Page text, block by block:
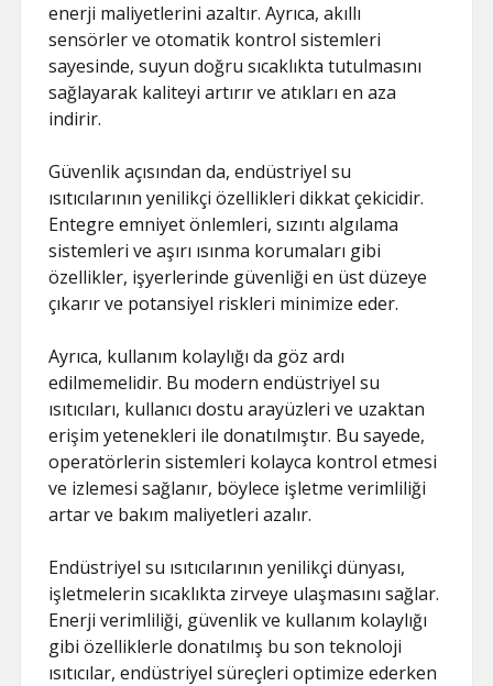
enerji maliyetlerini azaltır. Ayrıca, akıllı
sensörler ve otomatik kontrol sistemleri
sayesinde, suyun doğru sıcaklıkta tutulmasını
sağlayarak kaliteyi artırır ve atıkları en aza
indirir.
Güvenlik açısından da, endüstriyel su
ısıtıcılarının yenilikçi özellikleri dikkat çekicidir.
Entegre emniyet önlemleri, sızıntı algılama
sistemleri ve aşırı ısınma korumaları gibi
özellikler, işyerlerinde güvenliği en üst düzeye
çıkarır ve potansiyel riskleri minimize eder.
Ayrıca, kullanım kolaylığı da göz ardı
edilmemelidir. Bu modern endüstriyel su
ısıtıcıları, kullanıcı dostu arayüzleri ve uzaktan
erişim yetenekleri ile donatılmıştır. Bu sayede,
operatörlerin sistemleri kolayca kontrol etmesi
ve izlemesi sağlanır, böylece işletme verimliliği
artar ve bakım maliyetleri azalır.
Endüstriyel su ısıtıcılarının yenilikçi dünyası,
işletmelerin sıcaklıkta zirveye ulaşmasını sağlar.
Enerji verimliliği, güvenlik ve kullanım kolaylığı
gibi özelliklerle donatılmış bu son teknoloji
ısıtıcılar, endüstriyel süreçleri optimize ederken